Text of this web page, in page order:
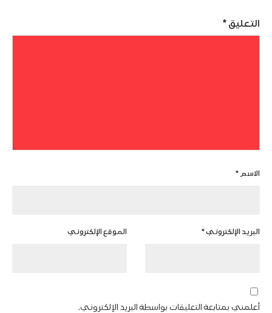
التعليق *
الاسم *
البريد الإلكتروني* الموقع الإلكتروني
أعلمني بمتابعة التعليقات بواسطة البريد الإلكتروني.